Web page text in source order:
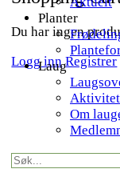
Du har ingen
Logg inn Registrer
Planter
Laug
Aktivitet
Om
Search